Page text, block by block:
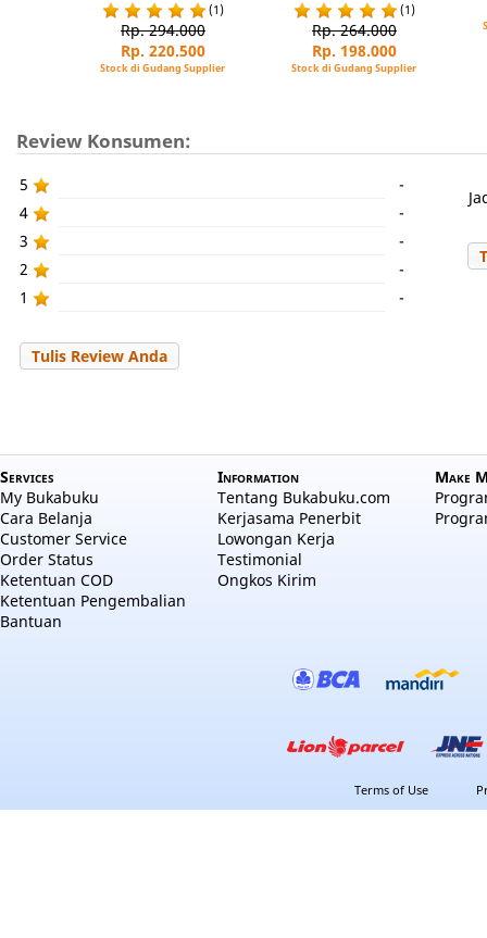
(1)
Rp. 294.000
Rp. 220.500
Stock di Gudang Supplier
(1)
Rp. 264.000
Rp. 198.000
Stock di Gudang Supplier
Review Konsumen:
5
-
4
-
3
-
2
-
1
-
Tulis Review Anda
Services
My Bukabuku
Cara Belanja
Customer Service
Order Status
Ketentuan COD
Ketentuan Pengembalian
Bantuan
Information
Tentang Bukabuku.com
Kerjasama Penerbit
Lowongan Kerja
Testimonial
Ongkos Kirim
Make
Terms of Use